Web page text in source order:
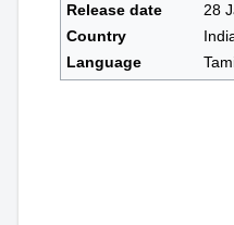
Release date
28
Country
Language